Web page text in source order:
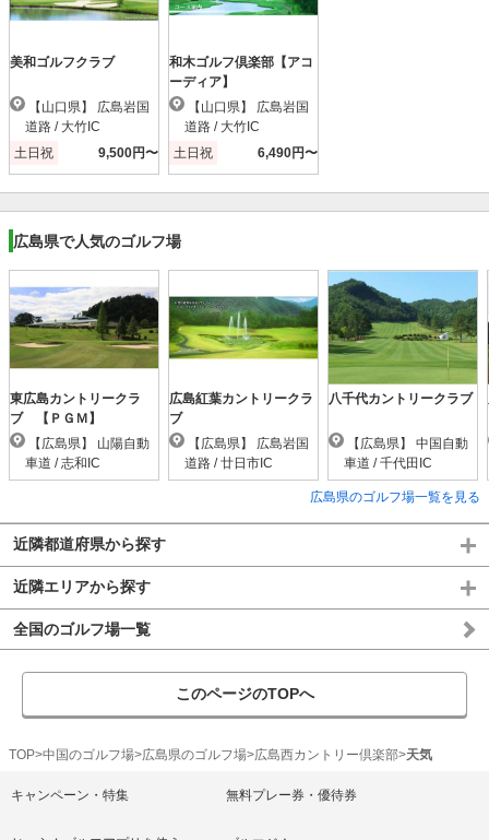
美和ゴルフクラブ
道路 / 大竹IC
土日祝
9,500円〜
和木ゴルフ倶楽部【アコ
ーディア】
道路 / 大竹IC
土日祝
6,490円〜
広島県で人気のゴルフ場
東広島カントリークラ
ブ 【ＰＧＭ】
車道 / 志和IC
広島紅葉カントリークラ
ブ
道路 / 廿日市IC
八千代カントリークラブ
車道 / 千代田IC
広島県のゴルフ場一覧を見る
近隣都道府県から探す
近隣エリアから探す
全国のゴルフ場一覧
このページのTOPへ
TOP 中国のゴルフ場 広島県のゴルフ場 広島西カントリー倶楽部 天気
キャンペーン・特集 無料プレー券・優待券